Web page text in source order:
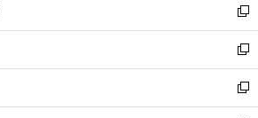
で
開
く
ド
ウ
で
開
く
ィ
ン
ド
ウ
で
開
い
ウ
ィ
ン
ド
ウ
新
し
い
ウ
ィ
ン
新
し
い
ウ
新
し